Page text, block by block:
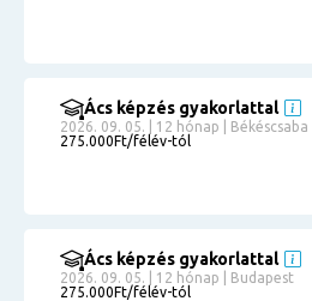
Ács képzés gyakorlattal
2026. 09. 05. | 12 hónap | Békéscsaba
275.000Ft/félév-tól
Ács képzés gyakorlattal
2026. 09. 05. | 12 hónap | Budapest
275.000Ft/félév-tól